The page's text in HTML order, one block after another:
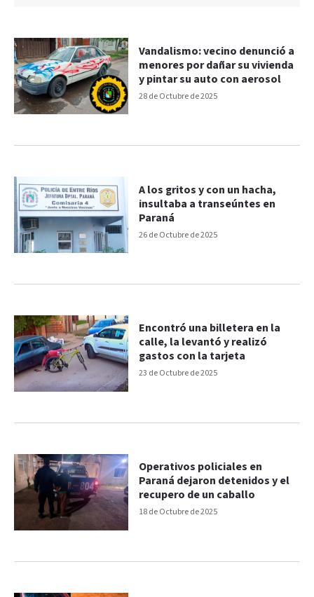
28 de Octubre de 2025
Vandalismo: vecino denunció a
menores por dañar su vivienda
y pintar su auto con aerosol
26 de Octubre de 2025
A los gritos y con un hacha,
insultaba a transeúntes en
Paraná
23 de Octubre de 2025
Encontró una billetera en la
calle, la levantó y realizó
gastos con la tarjeta
18 de Octubre de 2025
Operativos policiales en
Paraná dejaron detenidos y el
recupero de un caballo